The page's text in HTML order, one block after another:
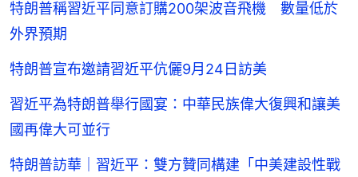
特朗普稱習近平同意訂購200架波音飛機 數量低於
外界預期
特朗普宣布邀請習近平伉儷9月24日訪美
習近平為特朗普舉行國宴：中華民族偉大復興和讓美
國再偉大可並行
特朗普訪華｜習近平：雙方贊同構建「中美建設性戰